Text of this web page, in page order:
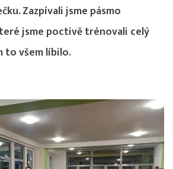
Zazpívali jsme pásmo
jsme poctivě trénovali celý
to všem líbilo.